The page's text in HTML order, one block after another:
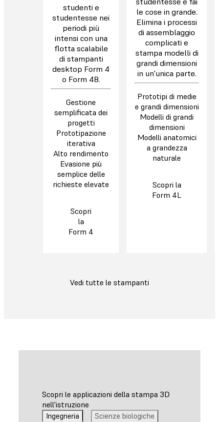
studenti e
studentesse nei
periodi più
intensi con una
flotta scalabile
di stampanti
desktop Form 4
o Form 4B.
Gestione
semplificata dei
progetti
Prototipazione
iterativa
Alto rendimento
Evasione più
semplice delle
richieste elevate
Scopri
la
Form 4
le cose in grande.
Elimina i processi
di assemblaggio
complicati e
stampa modelli di
grandi dimensioni
in un'unica parte.
Prototipi di medie
e grandi dimensioni
Modelli di grandi
dimensioni
Modelli anatomici
a grandezza
naturale
Scopri la
Form 4L
Vedi tutte le stampanti
Scopri le applicazioni della stampa 3D
nell'istruzione
Ingegneria
Scienze biologiche